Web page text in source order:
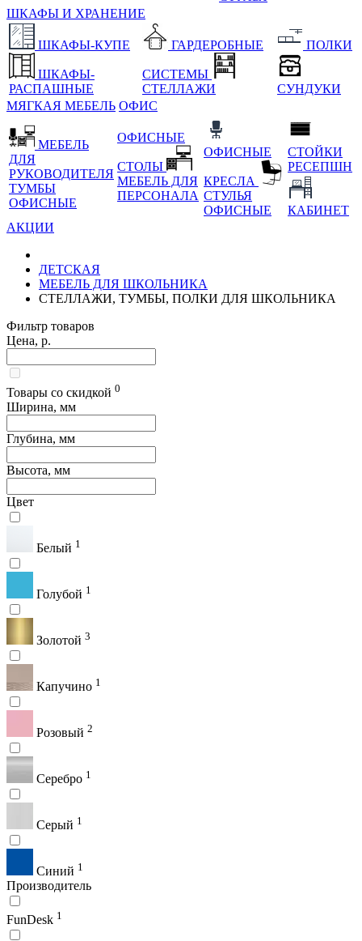
ШКАФЫ И ХРАНЕНИЕ
ШКАФЫ-КУПЕ
ШКАФЫ-
РАСПАШНЫЕ
ГАРДЕРОБНЫЕ
СИСТЕМЫ
СТЕЛЛАЖИ
ПОЛКИ
СУНДУКИ
МЯГКАЯ МЕБЕЛЬ ОФИС
МЕБЕЛЬ
ДЛЯ
РУКОВОДИТЕЛЯ
ТУМБЫ
ОФИСНЫЕ
ОФИСНЫЕ
СТОЛЫ
МЕБЕЛЬ ДЛЯ
ПЕРСОНАЛА
ОФИСНЫЕ
КРЕСЛА
СТУЛЬЯ
ОФИСНЫЕ
СТОЙКИ
РЕСЕПШН
КАБИНЕТ
АКЦИИ
ДЕТСКАЯ
МЕБЕЛЬ ДЛЯ ШКОЛЬНИКА
СТЕЛЛАЖИ, ТУМБЫ, ПОЛКИ ДЛЯ ШКОЛЬНИКА
Фильтр товаров
Цена, р.
Товары со скидкой 0
Ширина, мм
Глубина, мм
Высота, мм
Цвет
Белый 1
Голубой 1
Золотой 3
Капучино 1
Розовый 2
Серебро 1
Серый 1
Синий 1
Производитель
FunDesk 1